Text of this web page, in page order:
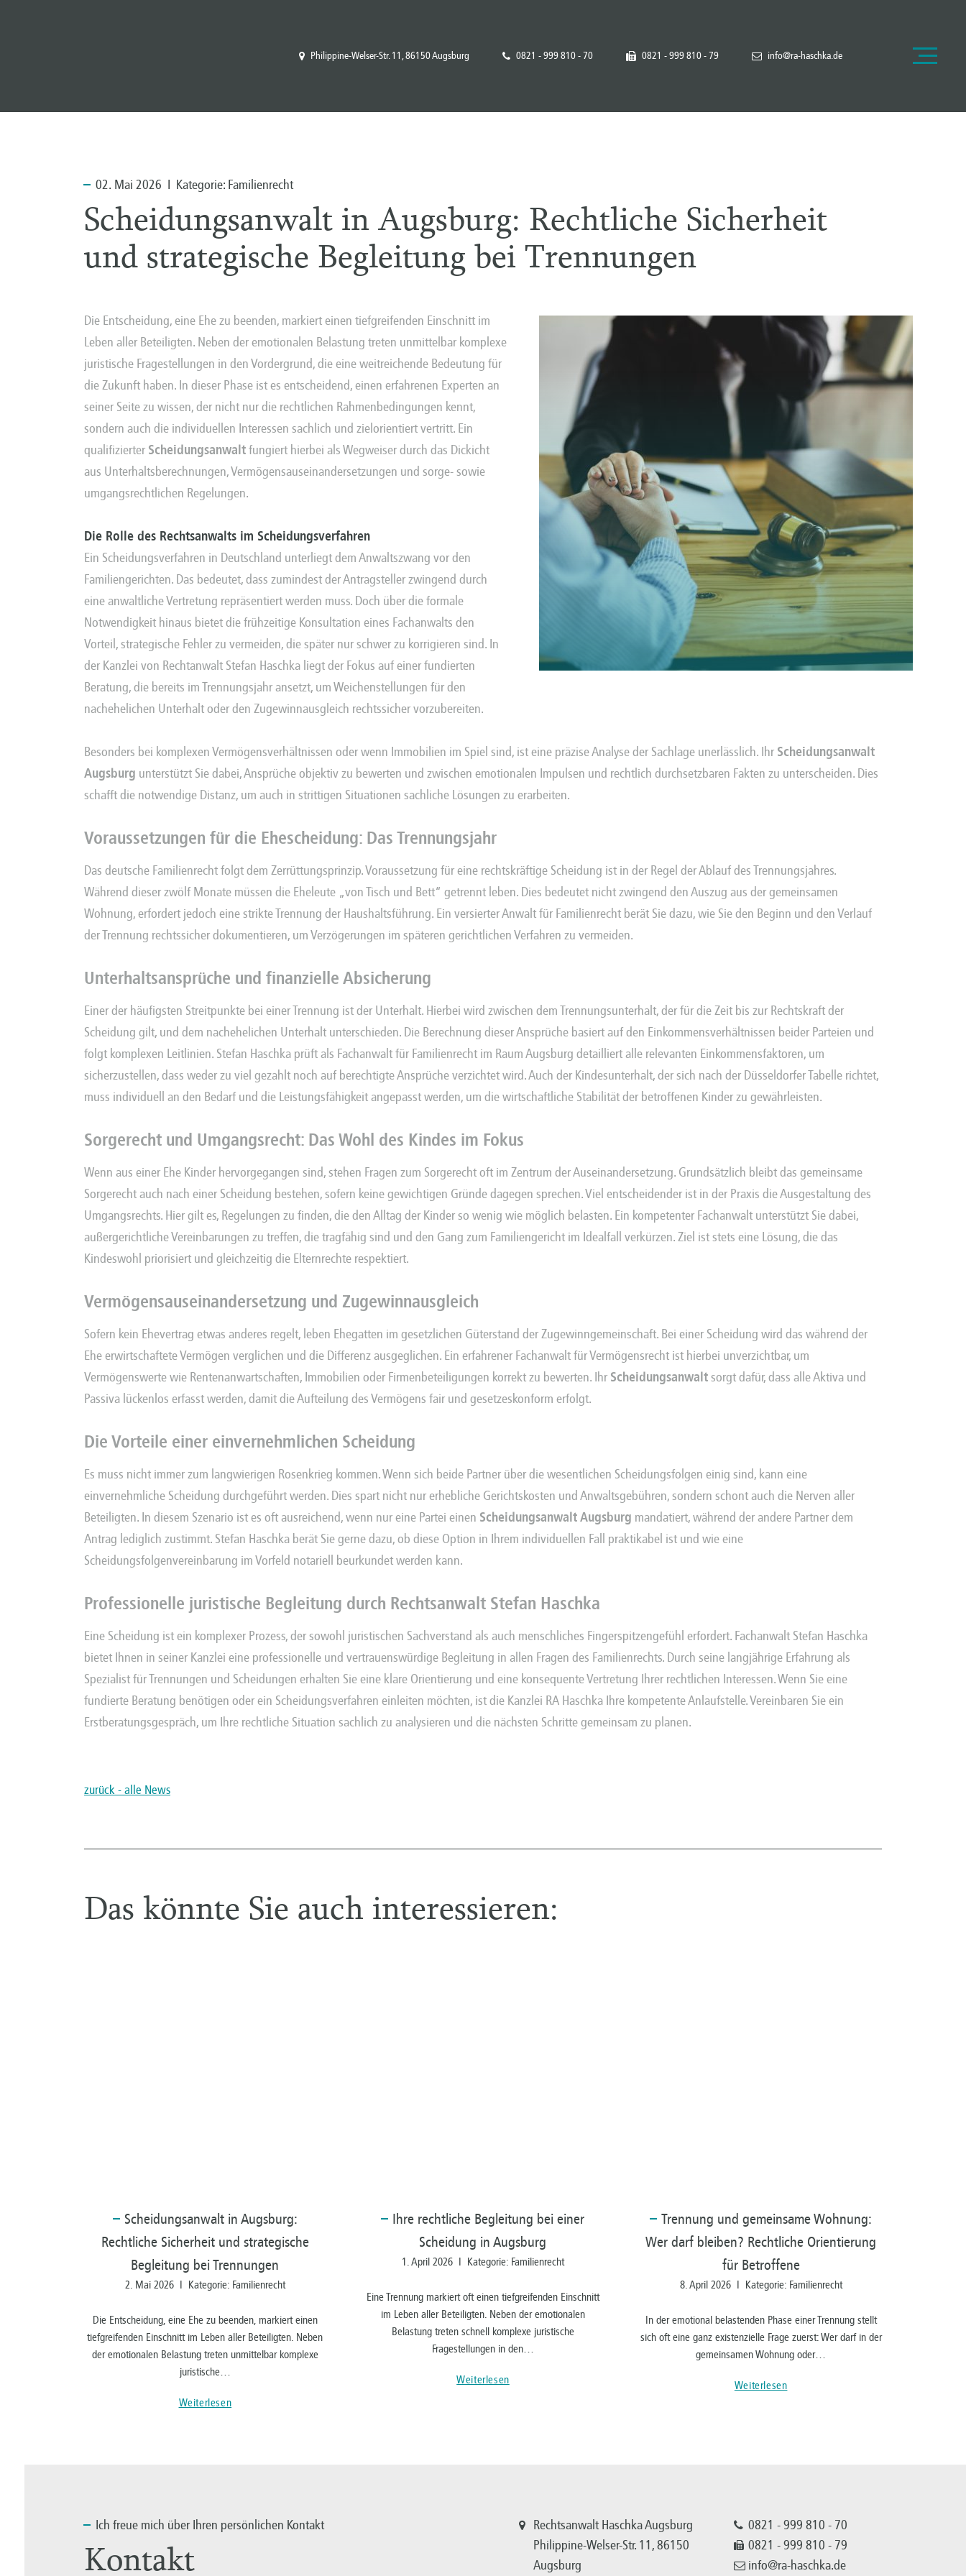
Philippine-Welser-Str. 11, 86150 Augsburg 0821 - 999 810 - 70 0821 - 999 810 - 79 info@ra-haschka.de
02. Mai 2026 I Kategorie: Familienrecht
Scheidungsanwalt in Augsburg: Rechtliche Sicherheit
und strategische Begleitung bei Trennungen
Die Entscheidung, eine Ehe zu beenden, markiert einen tiefgreifenden Einschnitt im
Leben aller Beteiligten. Neben der emotionalen Belastung treten unmittelbar komplexe
juristische Fragestellungen in den Vordergrund, die eine weitreichende Bedeutung für
die Zukunft haben. In dieser Phase ist es entscheidend, einen erfahrenen Experten an
seiner Seite zu wissen, der nicht nur die rechtlichen Rahmenbedingungen kennt,
sondern auch die individuellen Interessen sachlich und zielorientiert vertritt. Ein
qualifizierter Scheidungsanwaltfungiert hierbei als Wegweiser durch das Dickicht
aus Unterhaltsberechnungen, Vermögensauseinandersetzungen und sorge- sowie
umgangsrechtlichen Regelungen.
Die Rolle des Rechtsanwalts im Scheidungsverfahren
Ein Scheidungsverfahren in Deutschland unterliegt dem Anwaltszwang vor den
Familiengerichten. Das bedeutet, dass zumindest der Antragsteller zwingend durch
eine anwaltliche Vertretung repräsentiert werden muss. Doch über die formale
Notwendigkeit hinaus bietet die frühzeitige Konsultation eines Fachanwalts den
Vorteil, strategische Fehler zu vermeiden, die später nur schwer zu korrigieren sind. In
der Kanzlei von Rechtanwalt Stefan Haschka liegt der Fokus auf einer fundierten
Beratung, die bereits im Trennungsjahr ansetzt, um Weichenstellungen für den
nachehelichen Unterhalt oder den Zugewinnausgleich rechtssicher vorzubereiten.
Besonders bei komplexen Vermögensverhältnissen oder wenn Immobilien im Spiel sind, ist eine präzise Analyse der Sachlage unerlässlich. Ihr Scheidungsanwalt
Augsburg unterstützt Sie dabei, Ansprüche objektiv zu bewerten und zwischen emotionalen Impulsen und rechtlich durchsetzbaren Fakten zu unterscheiden. Dies
schafft die notwendige Distanz, um auch in strittigen Situationen sachliche Lösungen zu erarbeiten.
Voraussetzungen für die Ehescheidung: Das Trennungsjahr
Das deutsche Familienrecht folgt dem Zerrüttungsprinzip. Voraussetzung für eine rechtskräftige Scheidung ist in der Regel der Ablauf des Trennungsjahres.
Während dieser zwölf Monate müssen die Eheleute „von Tisch und Bett“ getrennt leben. Dies bedeutet nicht zwingend den Auszug aus der gemeinsamen
Wohnung, erfordert jedoch eine strikte Trennung der Haushaltsführung. Ein versierter Anwalt für Familienrecht berät Sie dazu, wie Sie den Beginn und den Verlauf
der Trennung rechtssicher dokumentieren, um Verzögerungen im späteren gerichtlichen Verfahren zu vermeiden.
Unterhaltsansprüche und finanzielle Absicherung
Einer der häufigsten Streitpunkte bei einer Trennung ist der Unterhalt. Hierbei wird zwischen dem Trennungsunterhalt, der für die Zeit bis zur Rechtskraft der
Scheidung gilt, und dem nachehelichen Unterhalt unterschieden. Die Berechnung dieser Ansprüche basiert auf den Einkommensverhältnissen beider Parteien und
folgt komplexen Leitlinien. Stefan Haschka prüft als Fachanwalt für Familienrecht im Raum Augsburg detailliert alle relevanten Einkommensfaktoren, um
sicherzustellen, dass weder zu viel gezahlt noch auf berechtigte Ansprüche verzichtet wird. Auch der Kindesunterhalt, der sich nach der Düsseldorfer Tabelle richtet,
muss individuell an den Bedarf und die Leistungsfähigkeit angepasst werden, um die wirtschaftliche Stabilität der betroffenen Kinder zu gewährleisten.
Sorgerecht und Umgangsrecht: Das Wohl des Kindes im Fokus
Wenn aus einer Ehe Kinder hervorgegangen sind, stehen Fragen zum Sorgerechtoft im Zentrum der Auseinandersetzung. Grundsätzlich bleibt das gemeinsame
Sorgerecht auch nach einer Scheidung bestehen, sofern keine gewichtigen Gründe dagegen sprechen. Viel entscheidender ist in der Praxis die Ausgestaltung des
Umgangsrechts. Hier gilt es, Regelungen zu finden, die den Alltag der Kinder so wenig wie möglich belasten. Ein kompetenter Fachanwalt unterstützt Sie dabei,
außergerichtliche Vereinbarungen zu treffen, die tragfähig sind und den Gang zum Familiengericht im Idealfall verkürzen. Ziel ist stets eine Lösung, die das
Kindeswohl priorisiert und gleichzeitig die Elternrechte respektiert.
Vermögensauseinandersetzung und Zugewinnausgleich
Sofern kein Ehevertrag etwas anderes regelt, leben Ehegatten im gesetzlichen Güterstand der Zugewinngemeinschaft. Bei einer Scheidung wird das während der
Ehe erwirtschaftete Vermögen verglichen und die Differenz ausgeglichen. Ein erfahrener Fachanwalt für Vermögensrecht ist hierbei unverzichtbar, um
Vermögenswerte wie Rentenanwartschaften, Immobilien oder Firmenbeteiligungen korrekt zu bewerten. Ihr Scheidungsanwaltsorgt dafür, dass alle Aktiva und
Passiva lückenlos erfasst werden, damit die Aufteilung des Vermögens fair und gesetzeskonform erfolgt.
Die Vorteile einer einvernehmlichen Scheidung
Es muss nicht immer zum langwierigen Rosenkrieg kommen. Wenn sich beide Partner über die wesentlichen Scheidungsfolgen einig sind, kann eine
einvernehmliche Scheidung durchgeführt werden. Dies spart nicht nur erhebliche Gerichtskosten und Anwaltsgebühren, sondern schont auch die Nerven aller
Beteiligten. In diesem Szenario ist es oft ausreichend, wenn nur eine Partei einen Scheidungsanwalt Augsburg mandatiert, während der andere Partner dem
Antrag lediglich zustimmt. Stefan Haschka berät Sie gerne dazu, ob diese Option in Ihrem individuellen Fall praktikabel ist und wie eine
Scheidungsfolgenvereinbarung im Vorfeld notariell beurkundet werden kann.
Professionelle juristische Begleitung durch Rechtsanwalt Stefan Haschka
Eine Scheidung ist ein komplexer Prozess, der sowohl juristischen Sachverstand als auch menschliches Fingerspitzengefühl erfordert. Fachanwalt Stefan Haschka
bietet Ihnen in seiner Kanzlei eine professionelle und vertrauenswürdige Begleitung in allen Fragen des Familienrechts. Durch seine langjährige Erfahrung als
Spezialist für Trennungen und Scheidungen erhalten Sie eine klare Orientierung und eine konsequente Vertretung Ihrer rechtlichen Interessen. Wenn Sie eine
fundierte Beratung benötigen oder ein Scheidungsverfahren einleiten möchten, ist die Kanzlei RA Haschka Ihre kompetente Anlaufstelle. Vereinbaren Sie ein
Erstberatungsgespräch, um Ihre rechtliche Situation sachlich zu analysieren und die nächsten Schritte gemeinsam zu planen.
zurück - alle News
Das könnte Sie auch interessieren:
Scheidungsanwaltin Augsburg:
Rechtliche Sicherheit und strategische
Begleitung bei Trennungen
2. Mai 2026 I Kategorie: Familienrecht
Die Entscheidung, eine Ehe zu beenden, markiert einen
tiefgreifenden Einschnitt im Leben aller Beteiligten. Neben
der emotionalen Belastung treten unmittelbar komplexe
juristische…
Weiterlesen
Ihre rechtliche Begleitung bei einer
Scheidung in Augsburg
1. April 2026 I Kategorie: Familienrecht
Eine Trennung markiert oft einen tiefgreifenden Einschnitt
im Leben aller Beteiligten. Neben der emotionalen
Belastung treten schnell komplexe juristische
Fragestellungen in den…
Weiterlesen
Trennung und gemeinsame Wohnung:
Wer darf bleiben? Rechtliche Orientierung
für Betroffene
8. April 2026 I Kategorie: Familienrecht
In der emotional belastenden Phase einer Trennung stellt
sich oft eine ganz existenzielle Frage zuerst: Wer darf in der
gemeinsamen Wohnung oder…
Weiterlesen
Ich freue mich über Ihren persönlichen Kontakt
Kontakt
Rechtsanwalt Haschka Augsburg
Philippine-Welser-Str. 11, 86150
Augsburg
0821 - 999 810 - 70
0821 - 999 810 - 79
info@ra-haschka.de